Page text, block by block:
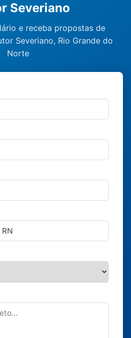
Severiano
e receba propostas de
Severiano, Rio Grande do
Norte